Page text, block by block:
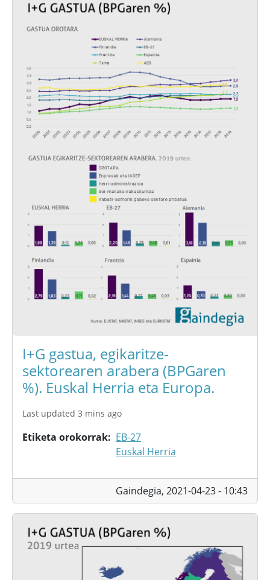
I+G gastua, egikaritze-
sektorearen arabera (BPGaren
%). Euskal Herria eta Europa.
Last updated 3 mins ago
Etiketa orokorrak
EB-27
Euskal Herria
Gaindegia, 2021-04-23 - 10:43